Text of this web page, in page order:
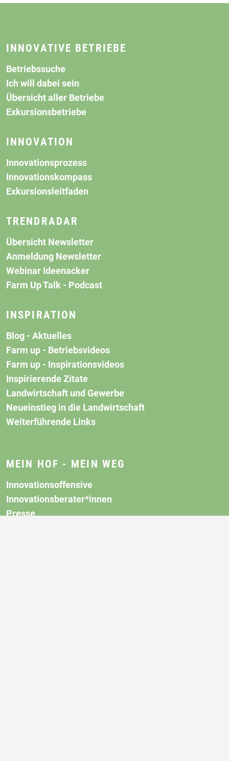
INNOVATIVE BETRIEBE
Betriebssuche
Ich will dabei sein
Übersicht aller Betriebe
Exkursionsbetriebe
INNOVATION
Innovationsprozess
Innovationskompass
Exkursionsleitfaden
TRENDRADAR
Übersicht Newsletter
Anmeldung Newsletter
Webinar Ideenacker
Farm Up Talk - Podcast
INSPIRATION
Blog - Aktuelles
Farm up - Betriebsvideos
Farm up - Inspirationsvideos
Inspirierende Zitate
Landwirtschaft und Gewerbe
Neueinstieg in die Landwirtschaft
Weiterführende Links
MEIN HOF - MEIN WEG
Innovationsoffensive
Innovationsberater*innen
Presse